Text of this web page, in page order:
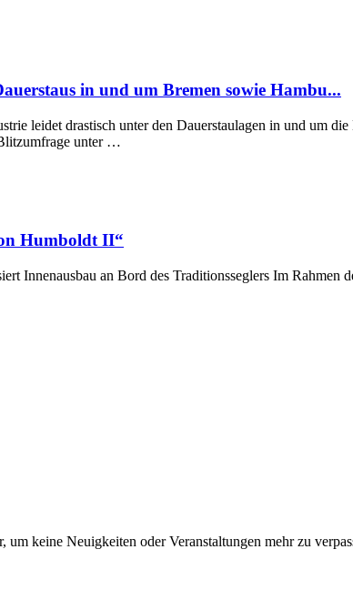
in und um Bremen sowie Hambu...
leidet drastisch unter den Dauerstaulagen in und um
unter …
Humboldt II“
Innenausbau an Bord des Traditionsseglers Im
um keine Neuigkeiten oder Veranstaltungen mehr zu